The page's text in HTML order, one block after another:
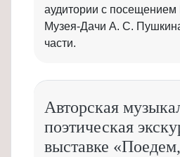
аудитории с
Музея-Дачи А. С.
части.
Авторская
поэтическая
выставке